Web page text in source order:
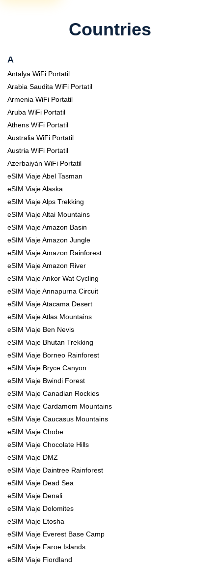
Countries
A
Antalya WiFi Portatil
Arabia Saudita WiFi Portatil
Armenia WiFi Portatil
Aruba WiFi Portatil
Athens WiFi Portatil
Australia WiFi Portatil
Austria WiFi Portatil
Azerbaiyán WiFi Portatil
eSIM Viaje Abel Tasman
eSIM Viaje Alaska
eSIM Viaje Alps Trekking
eSIM Viaje Altai Mountains
eSIM Viaje Amazon Basin
eSIM Viaje Amazon Jungle
eSIM Viaje Amazon Rainforest
eSIM Viaje Amazon River
eSIM Viaje Ankor Wat Cycling
eSIM Viaje Annapurna Circuit
eSIM Viaje Atacama Desert
eSIM Viaje Atlas Mountains
eSIM Viaje Ben Nevis
eSIM Viaje Bhutan Trekking
eSIM Viaje Borneo Rainforest
eSIM Viaje Bryce Canyon
eSIM Viaje Bwindi Forest
eSIM Viaje Canadian Rockies
eSIM Viaje Cardamom Mountains
eSIM Viaje Caucasus Mountains
eSIM Viaje Chobe
eSIM Viaje Chocolate Hills
eSIM Viaje DMZ
eSIM Viaje Daintree Rainforest
eSIM Viaje Dead Sea
eSIM Viaje Denali
eSIM Viaje Dolomites
eSIM Viaje Etosha
eSIM Viaje Everest Base Camp
eSIM Viaje Faroe Islands
eSIM Viaje Fiordland